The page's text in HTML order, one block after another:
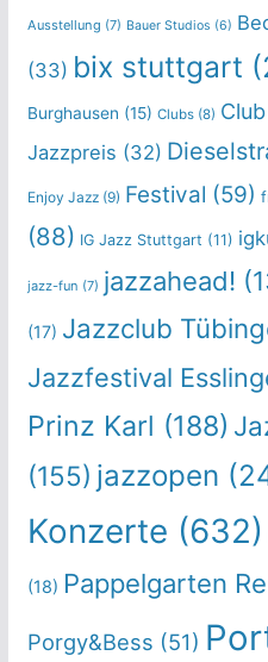
Ausstellung (7) Bauer Studios (6)
(33) bix stuttgart
Burghausen (15) Clubs(8)
Jazzpreis (32)
Enjoy Jazz(9) Festival (59)
(88) IG Jazz Stuttgart (11)
jazz-fun (7) jazzahead!
(17) Jazzclub
Jazzfestival
Prinz Karl (188)
(155) jazzopen
Konzerte (632)
(18) Pappelgarten
Porgy&Bess (51)